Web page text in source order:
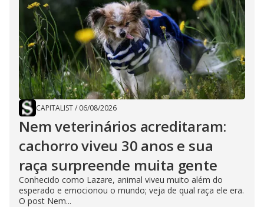
CAPITALIST/ 06/08/2026
Nem veterinários acreditaram:
cachorro viveu 30 anos e sua
raça surpreende muita gente
Conhecido como Lazare, animal viveu muito além do
esperado e emocionou o mundo; veja de qual raça ele era.
O post Nem...